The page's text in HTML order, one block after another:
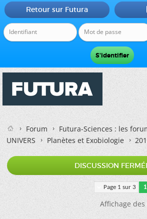
Retour sur Futura
Forum
Futura-Sciences : les
UNIVERS
Planètes et Exobiologie
DISCUSSION
Page 1 sur 3 1
Affichage